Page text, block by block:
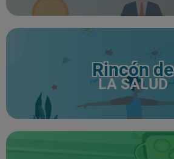
Rincón de
LA SALUD